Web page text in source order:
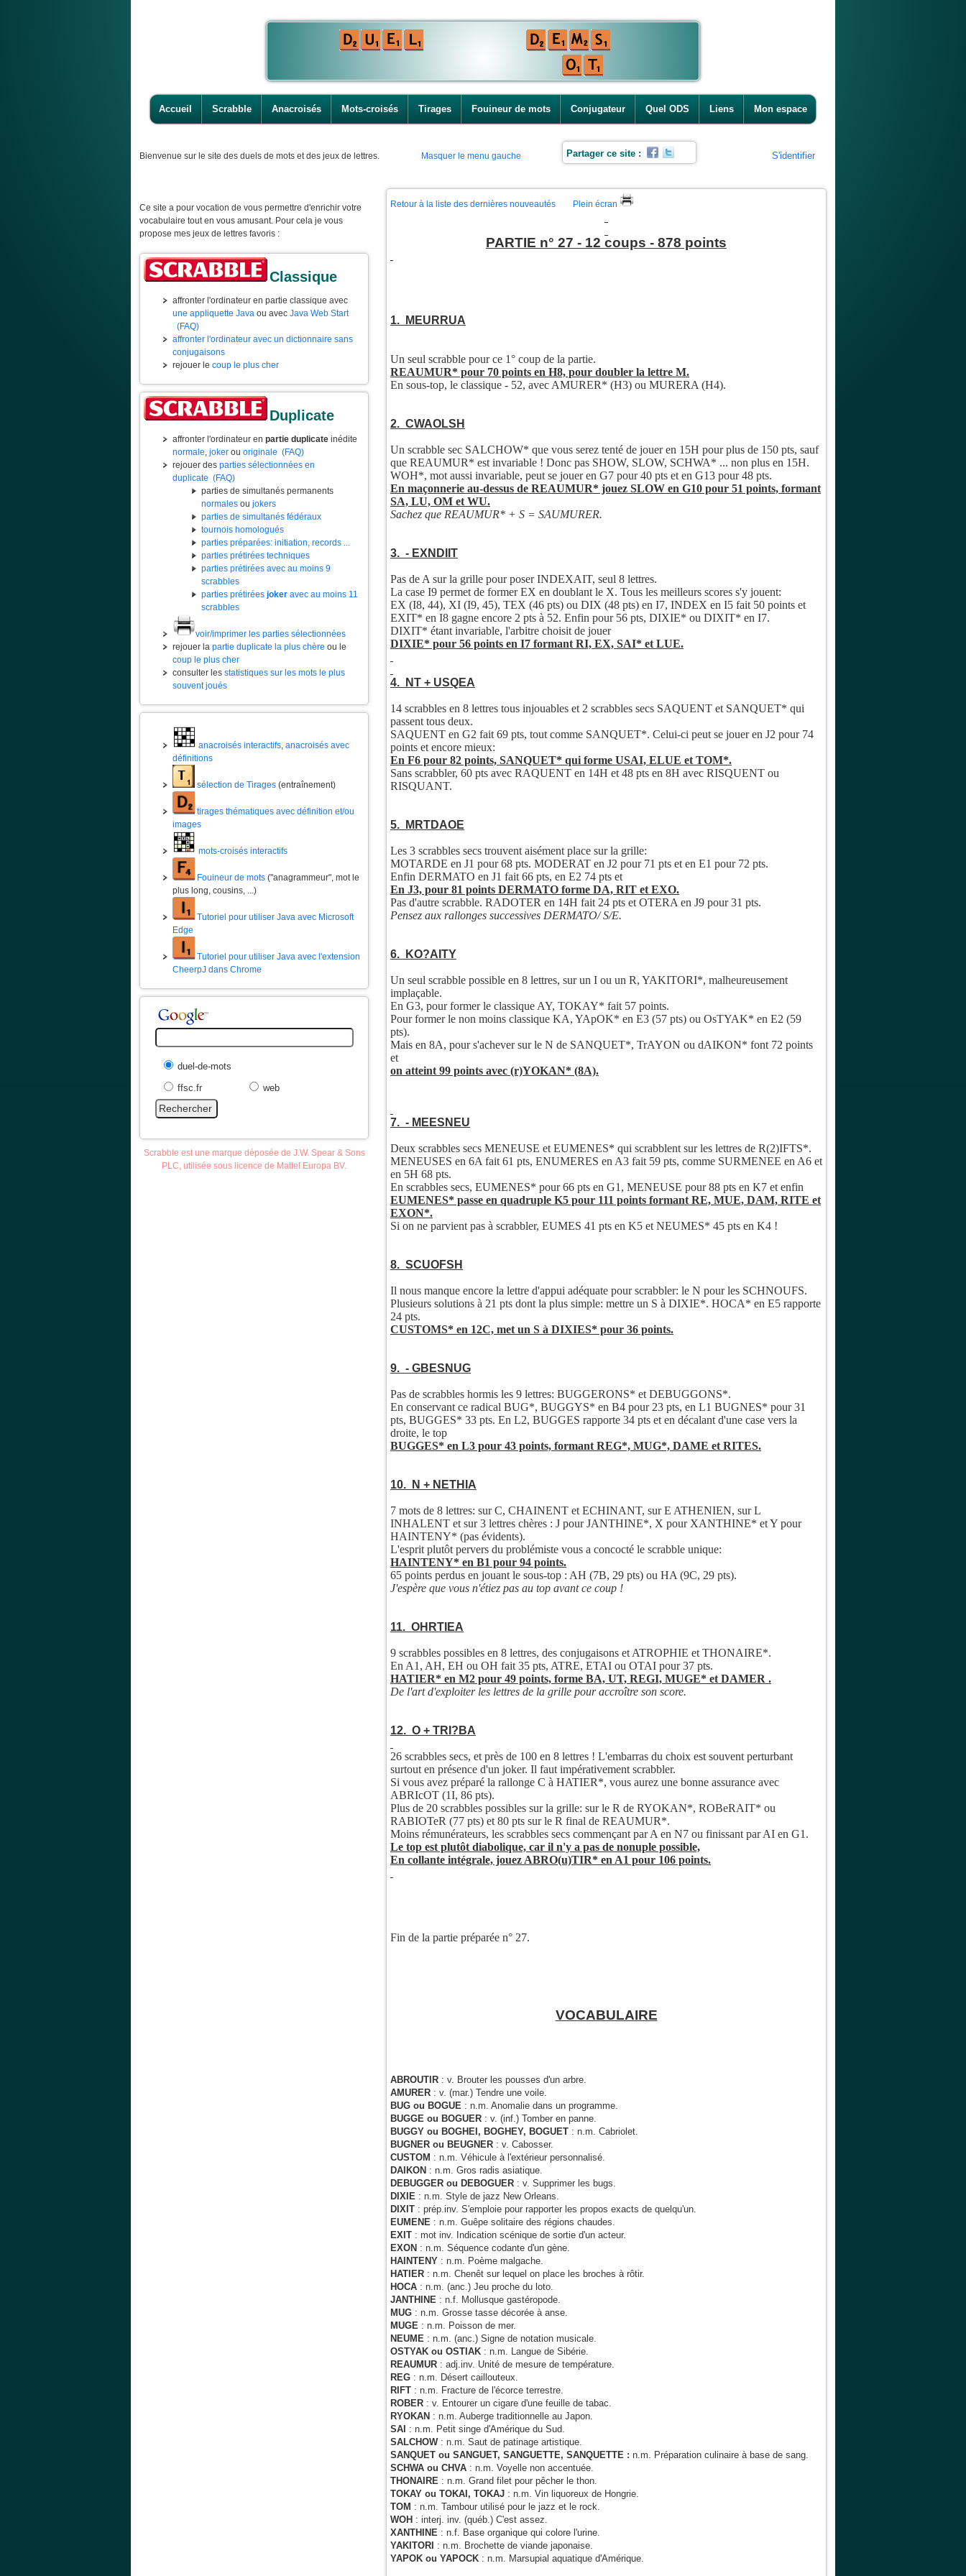
Accueil Scrabble Anacroisés Mots-croisés Tirages Fouineur de mots Conjugateur Quel ODS Liens Mon espace
Bienvenue sur le site des duels de mots et des jeux de lettres. Masquer le menu gauche Partager ce site : S'identifier
Ce site a pour vocation de vous permettre d'enrichir votre
vocabulaire tout en vous amusant. Pour cela je vous
propose mes jeux de lettres favoris :
Classique
affronter l'ordinateur en partie classique avec
une appliquette Java ou avec Java Web Start
(FAQ)
affronter l'ordinateur avec un dictionnaire sans
conjugaisons
rejouer le coup le plus cher
Duplicate
affronter l'ordinateur en partie duplicate inédite
normale, joker ou originale (FAQ)
rejouer des parties sélectionnées en
duplicate (FAQ)
parties de simultanés permanents
normales ou jokers
parties de simultanés fédéraux
tournois homologués
parties préparées: initiation, records ...
parties prétirées techniques
parties prétirées avec au moins 9
scrabbles
parties prétirées joker avec au moins 11
scrabbles
voir/imprimer les parties sélectionnées
rejouer la partie duplicate la plus chère ou le
coup le plus cher
consulter les statistiques sur les mots le plus
souvent joués
anacroisés interactifs, anacroisés avec
définitions
sélection de Tirages (entraînement)
tirages thématiques avec définition et/ou
images
mots-croisés interactifs
Fouineur de mots ("anagrammeur", mot le
plus long, cousins, ...)
Tutoriel pour utiliser Java avec Microsoft
Edge
Tutoriel pour utiliser Java avec l'extension
CheerpJ dans Chrome
duel-de-mots
ffsc.fr
web
Scrabble est une marque déposée de J.W. Spear & Sons
PLC, utilisée sous licence de Mattel Europa BV.
Retour à la liste des dernières nouveautés Plein écran
PARTIE n° 27 - 12 coups - 878 points
1. MEURRUA
Un seul scrabble pour ce 1° coup de la partie.
REAUMUR* pour 70 points en H8, pour doubler la lettre M.
En sous-top, le classique - 52, avec AMURER* (H3) ou MURERA (H4).
2. CWAOLSH
Un scrabble sec SALCHOW* que vous serez tenté de jouer en 15H pour plus de 150 pts, sauf
que REAUMUR* est invariable ! Donc pas SHOW, SLOW, SCHWA* ... non plus en 15H.
WOH*, mot aussi invariable, peut se jouer en G7 pour 40 pts et en G13 pour 48 pts.
En maçonnerie au-dessus de REAUMUR* jouez SLOW en G10 pour 51 points, formant
SA, LU, OM et WU.
Sachez que REAUMUR* + S = SAUMURER.
3. - EXNDIIT
Pas de A sur la grille pour poser INDEXAIT, seul 8 lettres.
La case I9 permet de former EX en doublant le X. Tous les meilleurs scores s'y jouent:
EX (I8, 44), XI (I9, 45), TEX (46 pts) ou DIX (48 pts) en I7, INDEX en I5 fait 50 points et
EXIT* en I8 gagne encore 2 pts à 52. Enfin pour 56 pts, DIXIE* ou DIXIT* en I7.
DIXIT* étant invariable, l'arbitre choisit de jouer
DIXIE* pour 56 points en I7 formant RI, EX, SAI* et LUE.
4. NT + USQEA
14 scrabbles en 8 lettres tous injouables et 2 scrabbles secs SAQUENT et SANQUET* qui
passent tous deux.
SAQUENT en G2 fait 69 pts, tout comme SANQUET*. Celui-ci peut se jouer en J2 pour 74
points et encore mieux:
En F6 pour 82 points, SANQUET* qui forme USAI, ELUE et TOM*.
Sans scrabbler, 60 pts avec RAQUENT en 14H et 48 pts en 8H avec RISQUENT ou
RISQUANT.
5. MRTDAOE
Les 3 scrabbles secs trouvent aisément place sur la grille:
MOTARDE en J1 pour 68 pts. MODERAT en J2 pour 71 pts et en E1 pour 72 pts.
Enfin DERMATO en J1 fait 66 pts, en E2 74 pts et
En J3, pour 81 points DERMATO forme DA, RIT et EXO.
Pas d'autre scrabble. RADOTER en 14H fait 24 pts et OTERA en J9 pour 31 pts.
Pensez aux rallonges successives DERMATO/ S/E.
6. KO?AITY
Un seul scrabble possible en 8 lettres, sur un I ou un R, YAKITORI*, malheureusement
implaçable.
En G3, pour former le classique AY, TOKAY* fait 57 points.
Pour former le non moins classique KA, YApOK* en E3 (57 pts) ou OsTYAK* en E2 (59
pts).
Mais en 8A, pour s'achever sur le N de SANQUET*, TrAYON ou dAIKON* font 72 points
et
on atteint 99 points avec (r)YOKAN* (8A).
7. - MEESNEU
Deux scrabbles secs MENEUSE et EUMENES* qui scrabblent sur les lettres de R(2)IFTS*.
MENEUSES en 6A fait 61 pts, ENUMERES en A3 fait 59 pts, comme SURMENEE en A6 et
en 5H 68 pts.
En scrabbles secs, EUMENES* pour 66 pts en G1, MENEUSE pour 88 pts en K7 et enfin
EUMENES* passe en quadruple K5 pour 111 points formant RE, MUE, DAM, RITE et
EXON*.
Si on ne parvient pas à scrabbler, EUMES 41 pts en K5 et NEUMES* 45 pts en K4 !
8. SCUOFSH
Il nous manque encore la lettre d'appui adéquate pour scrabbler: le N pour les SCHNOUFS.
Plusieurs solutions à 21 pts dont la plus simple: mettre un S à DIXIE*. HOCA* en E5 rapporte
24 pts.
CUSTOMS* en 12C, met un S à DIXIES* pour 36 points.
9. - GBESNUG
Pas de scrabbles hormis les 9 lettres: BUGGERONS* et DEBUGGONS*.
En conservant ce radical BUG*, BUGGYS* en B4 pour 23 pts, en L1 BUGNES* pour 31
pts, BUGGES* 33 pts. En L2, BUGGES rapporte 34 pts et en décalant d'une case vers la
droite, le top
BUGGES* en L3 pour 43 points, formant REG*, MUG*, DAME et RITES.
10. N + NETHIA
7 mots de 8 lettres: sur C, CHAINENT et ECHINANT, sur E ATHENIEN, sur L
INHALENT et sur 3 lettres chères : J pour JANTHINE*, X pour XANTHINE* et Y pour
HAINTENY* (pas évidents).
L'esprit plutôt pervers du problémiste vous a concocté le scrabble unique:
HAINTENY* en B1 pour 94 points.
65 points perdus en jouant le sous-top : AH (7B, 29 pts) ou HA (9C, 29 pts).
J'espère que vous n'étiez pas au top avant ce coup !
11. OHRTIEA
9 scrabbles possibles en 8 lettres, des conjugaisons et ATROPHIE et THONAIRE*.
En A1, AH, EH ou OH fait 35 pts, ATRE, ETAI ou OTAI pour 37 pts.
HATIER* en M2 pour 49 points, forme BA, UT, REGI, MUGE* et DAMER .
De l'art d'exploiter les lettres de la grille pour accroître son score.
12. O + TRI?BA
26 scrabbles secs, et près de 100 en 8 lettres ! L'embarras du choix est souvent perturbant
surtout en présence d'un joker. Il faut impérativement scrabbler.
Si vous avez préparé la rallonge C à HATIER*, vous aurez une bonne assurance avec
ABRIcOT (1I, 86 pts).
Plus de 20 scrabbles possibles sur la grille: sur le R de RYOKAN*, ROBeRAIT* ou
RABIOTeR (77 pts) et 80 pts sur le R final de REAUMUR*.
Moins rémunérateurs, les scrabbles secs commençant par A en N7 ou finissant par AI en G1.
Le top est plutôt diabolique, car il n'y a pas de nonuple possible,
En collante intégrale, jouez ABRO(u)TIR* en A1 pour 106 points.
Fin de la partie préparée n° 27.
VOCABULAIRE
ABROUTIR : v. Brouter les pousses d'un arbre.
AMURER : v. (mar.) Tendre une voile.
BUG ou BOGUE : n.m. Anomalie dans un programme.
BUGGE ou BOGUER : v. (inf.) Tomber en panne.
BUGGY ou BOGHEI, BOGHEY, BOGUET : n.m. Cabriolet.
BUGNER ou BEUGNER : v. Cabosser.
CUSTOM : n.m. Véhicule à l'extérieur personnalisé.
DAIKON : n.m. Gros radis asiatique.
DEBUGGER ou DEBOGUER : v. Supprimer les bugs.
DIXIE : n.m. Style de jazz New Orleans.
DIXIT : prép.inv. S'emploie pour rapporter les propos exacts de quelqu'un.
EUMENE : n.m. Guêpe solitaire des régions chaudes.
EXIT : mot inv. Indication scénique de sortie d'un acteur.
EXON : n.m. Séquence codante d'un gène.
HAINTENY : n.m. Poème malgache.
HATIER : n.m. Chenêt sur lequel on place les broches à rôtir.
HOCA : n.m. (anc.) Jeu proche du loto.
JANTHINE : n.f. Mollusque gastéropode.
MUG : n.m. Grosse tasse décorée à anse.
MUGE : n.m. Poisson de mer.
NEUME : n.m. (anc.) Signe de notation musicale.
OSTYAK ou OSTIAK : n.m. Langue de Sibérie.
REAUMUR : adj.inv. Unité de mesure de température.
REG : n.m. Désert caillouteux.
RIFT : n.m. Fracture de l'écorce terrestre.
ROBER : v. Entourer un cigare d'une feuille de tabac.
RYOKAN : n.m. Auberge traditionnelle au Japon.
SAI : n.m. Petit singe d'Amérique du Sud.
SALCHOW : n.m. Saut de patinage artistique.
SANQUET ou SANGUET, SANGUETTE, SANQUETTE : n.m. Préparation culinaire à base de sang.
SCHWA ou CHVA : n.m. Voyelle non accentuée.
THONAIRE : n.m. Grand filet pour pêcher le thon.
TOKAY ou TOKAI, TOKAJ : n.m. Vin liquoreux de Hongrie.
TOM : n.m. Tambour utilisé pour le jazz et le rock.
WOH : interj. inv. (québ.) C'est assez.
XANTHINE : n.f. Base organique qui colore l'urine.
YAKITORI : n.m. Brochette de viande japonaise.
YAPOK ou YAPOCK : n.m. Marsupial aquatique d'Amérique.